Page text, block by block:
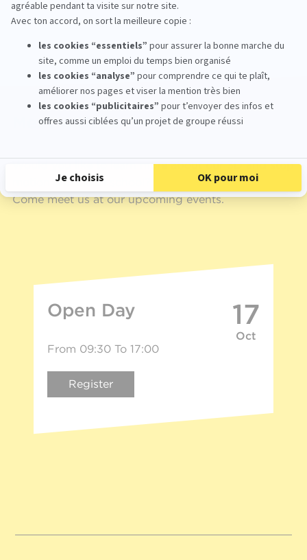
Meet with us
Would you like to learn more about our 3D and stop
motion animation school?
Come meet us at our upcoming events.
Open Day 17
Oct
From 09:30 To 17:00
Register